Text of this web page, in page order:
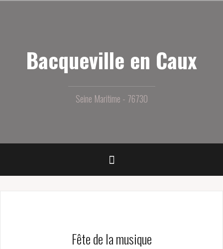
Bacqueville en Caux
Seine Maritime - 76730
Fête de la musique